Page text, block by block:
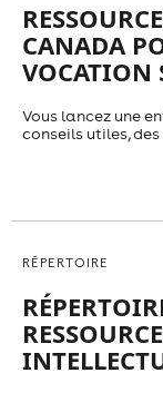
CANADA
VOCATION
Vous lancez une
conseils utiles,
RÉPERTOIRE